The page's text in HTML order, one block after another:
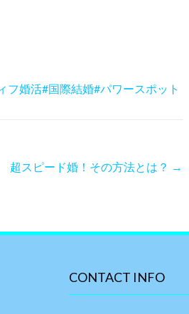
フ婚活#国際結婚#パワースポット
超スピード婚！その方法とは？ →
CONTACT INFO